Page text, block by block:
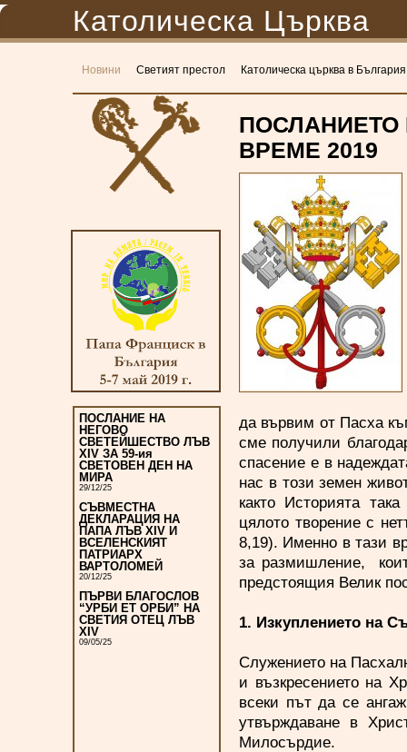
Католическа Църква
Новини Светият престол Католическа църква в България
ПОСЛАНИЕ НА
НЕГОВО
СВЕТЕЙШЕСТВО ЛЪВ
XIV ЗА 59-ия
СВЕТОВЕН ДЕН НА
МИРА
29/12/25
СЪВМЕСТНА
ДЕКЛАРАЦИЯ НА
ПАПА ЛЪВ XIV И
ВСЕЛЕНСКИЯТ
ПАТРИАРХ
ВАРТОЛОМЕЙ
20/12/25
ПЪРВИ БЛАГОСЛОВ
“УРБИ ЕТ ОРБИ” НА
СВЕТИЯ ОТЕЦ ЛЪВ
XIV
09/05/25
ПОСЛАНИЕТО
ВРЕМЕ 2019
да вървим от Пасха
сме получили
спасение е в
нас в този земен
както Историята
цялото творение с
8,19). Именно в тази
за размишление,
предстоящия Велик
1. Изкуплението на
Служението на
и възкресението на
всеки път да се
утвърждаване в
Милосърдие.